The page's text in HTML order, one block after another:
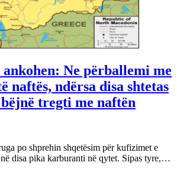
Ne përballemi me
naftës, ndërsa disa shtetas
tregti me naftën
po shprehin shqetësim për kufizimet e
në disa pika karburanti në qytet. Sipas tyre,…